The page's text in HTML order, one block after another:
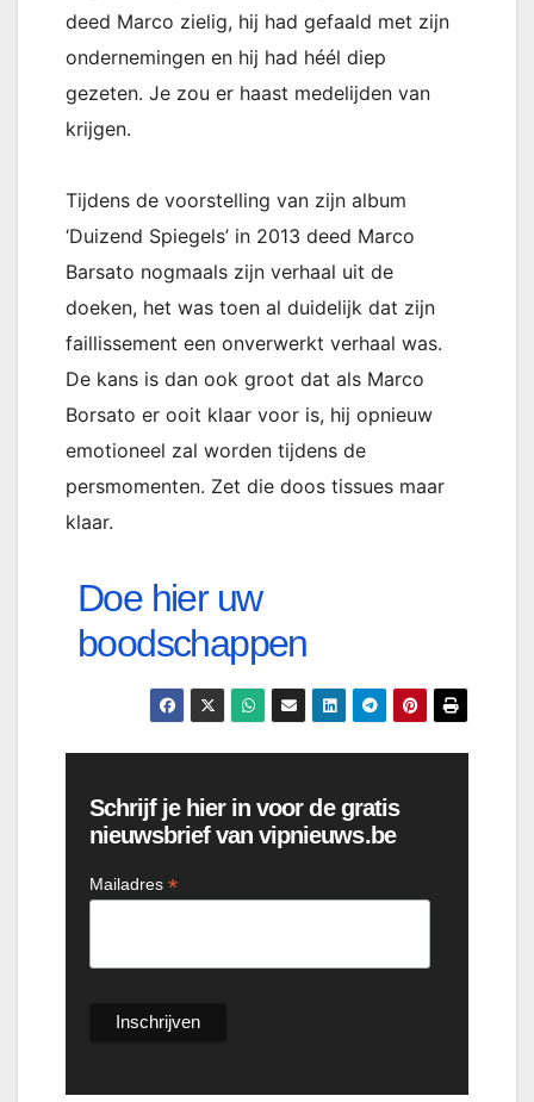
deed Marco zielig, hij had gefaald met zijn
ondernemingen en hij had héél diep
gezeten. Je zou er haast medelijden van
krijgen.
Tijdens de voorstelling van zijn album
‘Duizend Spiegels’ in 2013 deed Marco
Barsato nogmaals zijn verhaal uit de
doeken, het was toen al duidelijk dat zijn
faillissement een onverwerkt verhaal was.
De kans is dan ook groot dat als Marco
Borsato er ooit klaar voor is, hij opnieuw
emotioneel zal worden tijdens de
persmomenten. Zet die doos tissues maar
klaar.
Doe hier uw
boodschappen
Schrijf je hier in voor de gratis
nieuwsbrief van vipnieuws.be
Mailadres *